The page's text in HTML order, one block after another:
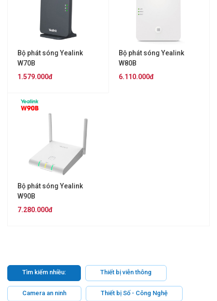
Bộ phát sóng Yealink
W70B
1.579.000đ
Bộ phát sóng Yealink
W80B
6.110.000đ
Bộ phát sóng Yealink
W90B
7.280.000đ
Tìm kiếm nhiều: Thiết bị viễn thông
Camera an ninh Thiết bị Số - Công Nghệ